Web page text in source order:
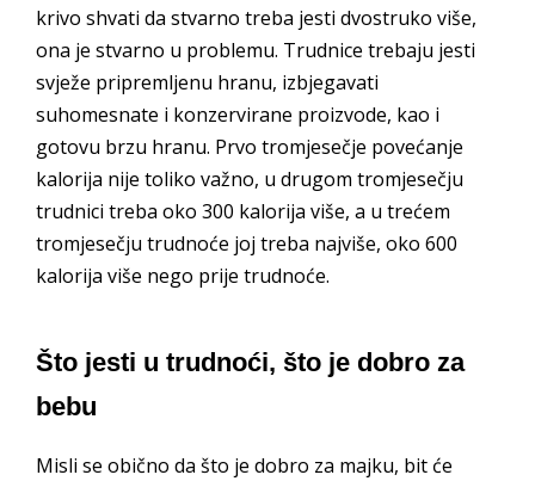
krivo shvati da stvarno treba jesti dvostruko više,
ona je stvarno u problemu. Trudnice trebaju jesti
svježe pripremljenu hranu, izbjegavati
suhomesnate i konzervirane proizvode, kao i
gotovu brzu hranu. Prvo tromjesečje povećanje
kalorija nije toliko važno, u drugom tromjesečju
trudnici treba oko 300 kalorija više, a u trećem
tromjesečju trudnoće joj treba najviše, oko 600
kalorija više nego prije trudnoće.
Što jesti u trudnoći, što je dobro za
bebu
Misli se obično da što je dobro za majku, bit će